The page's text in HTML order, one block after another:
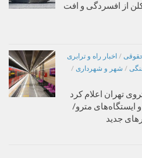
از افسردگی و افت
حقوقی / اخبار راه و ترابری
/ شهر و شهرداری /
تهران اعلام کرد
ایستگاه‌های مترو/
جدید